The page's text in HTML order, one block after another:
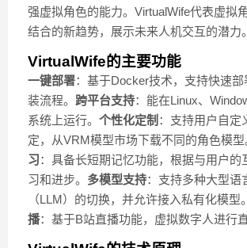
强虚拟角色的能力。VirtualWife代表虚拟
结合的新趋势，展示未来人机交互的潜力。
VirtualWife的主要功能
一键部署：基于Docker技术，支持快速部
装流程。 跨平台支持：能在Linux、
系统上运行。 个性化定制 ：支持用户自定
定，从VRM模型市场下载不同的角色模型
习：具备长短期记忆功能，根据与用户的
习和进步。 多模型支持：支持多种大型语
（LLM）的切换，并允许接入私有化模型。
播：基于B站直播功能，虚拟数字人进行直